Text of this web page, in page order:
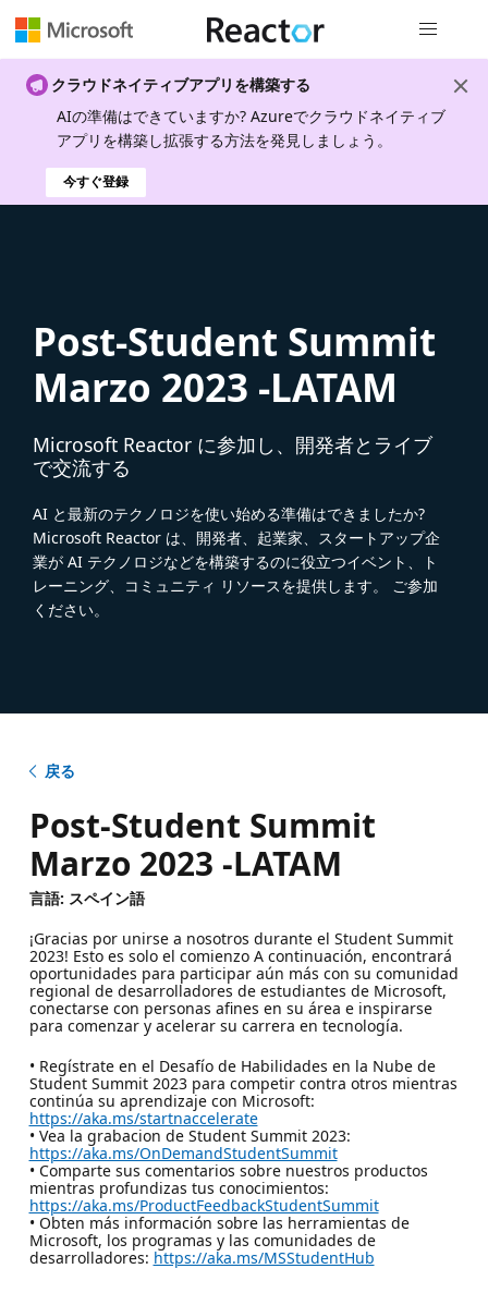
クラウドネイティブアプリを構築する
AIの準備はできていますか? Azureでクラウドネイティブ
アプリを構築し拡張する方法を発見しましょう。
今すぐ登録
Post-Student Summit
Marzo 2023 -LATAM
Microsoft Reactor に参加し、開発者とライブ
で交流する
AI と最新のテクノロジを使い始める準備はできましたか?
Microsoft Reactor は、開発者、起業家、スタートアップ企
業が AI テクノロジなどを構築するのに役立つイベント、ト
レーニング、コミュニティ リソースを提供します。 ご参加
ください。
戻る
Post-Student Summit
Marzo 2023 -LATAM
言語: スペイン語
¡Gracias por unirse a nosotros durante el Student Summit
2023! Esto es solo el comienzo A continuación, encontrará
oportunidades para participar aún más con su comunidad
regional de desarrolladores de estudiantes de Microsoft,
conectarse con personas afines en su área e inspirarse
para comenzar y acelerar su carrera en tecnología.
• Regístrate en el Desafío de Habilidades en la Nube de
Student Summit 2023 para competir contra otros mientras
continúa su aprendizaje con Microsoft:
https://aka.ms/startnaccelerate
• Vea la grabacion de Student Summit 2023:
https://aka.ms/OnDemandStudentSummit
• Comparte sus comentarios sobre nuestros productos
mientras profundizas tus conocimientos:
https://aka.ms/ProductFeedbackStudentSummit
• Obten más información sobre las herramientas de
Microsoft, los programas y las comunidades de
desarrolladores: https://aka.ms/MSStudentHub